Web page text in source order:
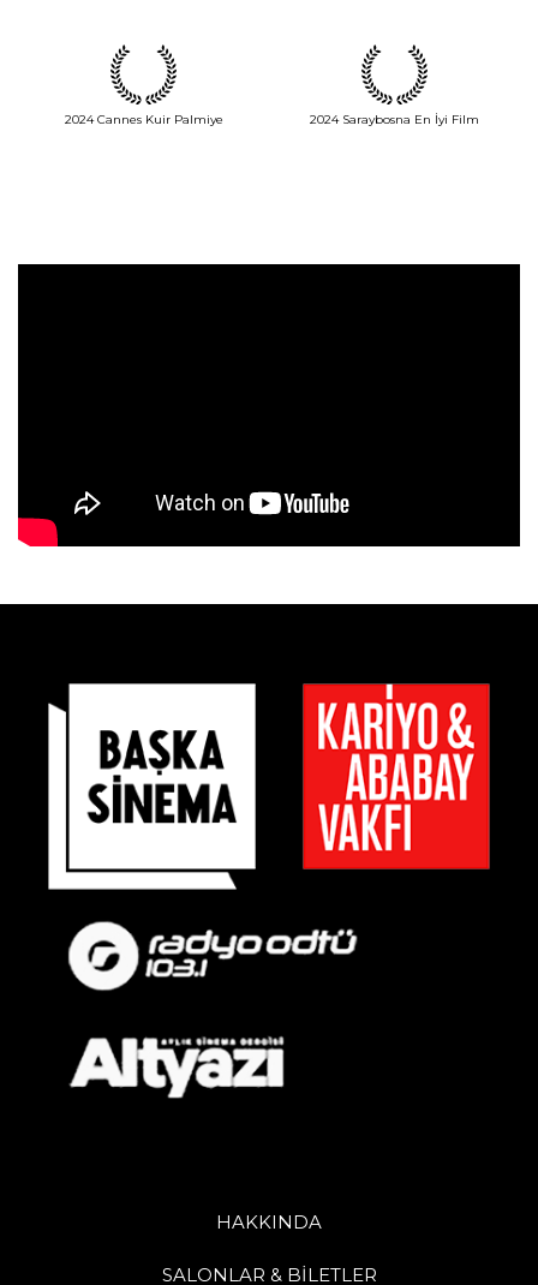
2024 Cannes Kuir Palmiye 2024 Saraybosna En İyi Film
HAKKINDA
SALONLAR & BİLETLER